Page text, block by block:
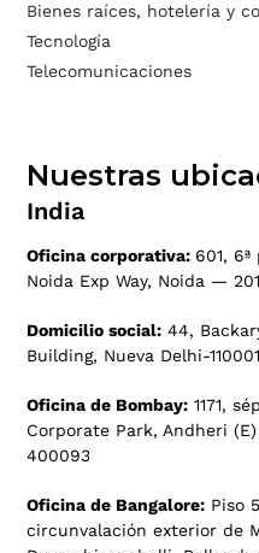
Bienes raíces, hotelería y
Tecnología
Telecomunicaciones
Nuestras
India
Oficina corporativa: 601,
Noida Exp Way, Noida —
Domicilio social: 44,
Building, Nueva Delhi-110001
Oficina de Bombay: 1171,
Corporate Park, Andheri
400093
Oficina de Bangalore: Piso
circunvalación exterior de